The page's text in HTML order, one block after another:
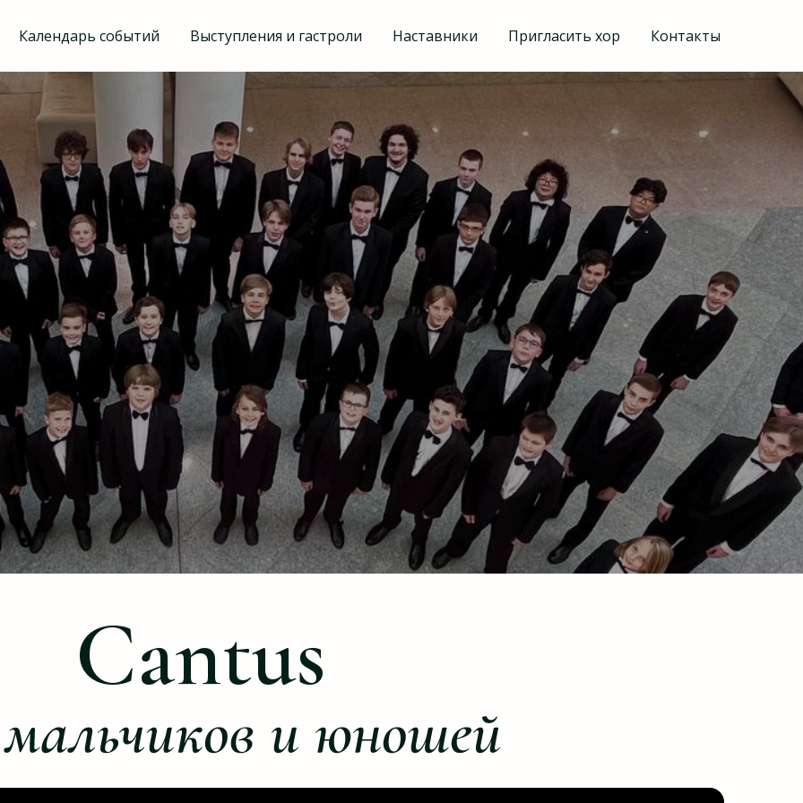
Календарь событий Выступления и гастроли Наставники Пригласить хор Контакты
Cantus